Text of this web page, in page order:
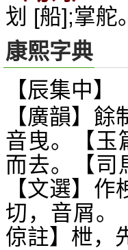
划 [船];掌舵
康熙字典
【辰集中
【廣韻】
音曳。【玉
而去。【司
【文選】
切，音屑。
倞註】枻，